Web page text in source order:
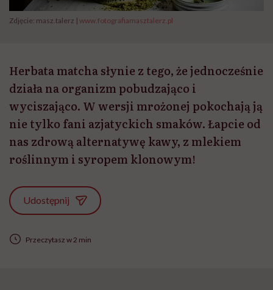
Zdjęcie: masz.talerz | www.fotografiamasztalerz.pl
Herbata matcha słynie z tego, że jednocześnie
działa na organizm pobudzająco i
wyciszająco. W wersji mrożonej pokochają ją
nie tylko fani azjatyckich smaków. Łapcie od
nas zdrową alternatywę kawy, z mlekiem
roślinnym i syropem klonowym!
Udostępnij
Przeczytasz w 2 min